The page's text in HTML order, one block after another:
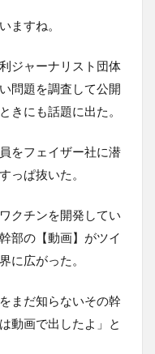
ますね。
ジャーナリスト団体
問題を調査して公開
きにも話題に出た。
をフェイザー社に潜
っぱ抜いた。
クチンを開発してい
部の【動画】がツイ
に広がった。
まだ知らないその幹
動画で出したよ」と